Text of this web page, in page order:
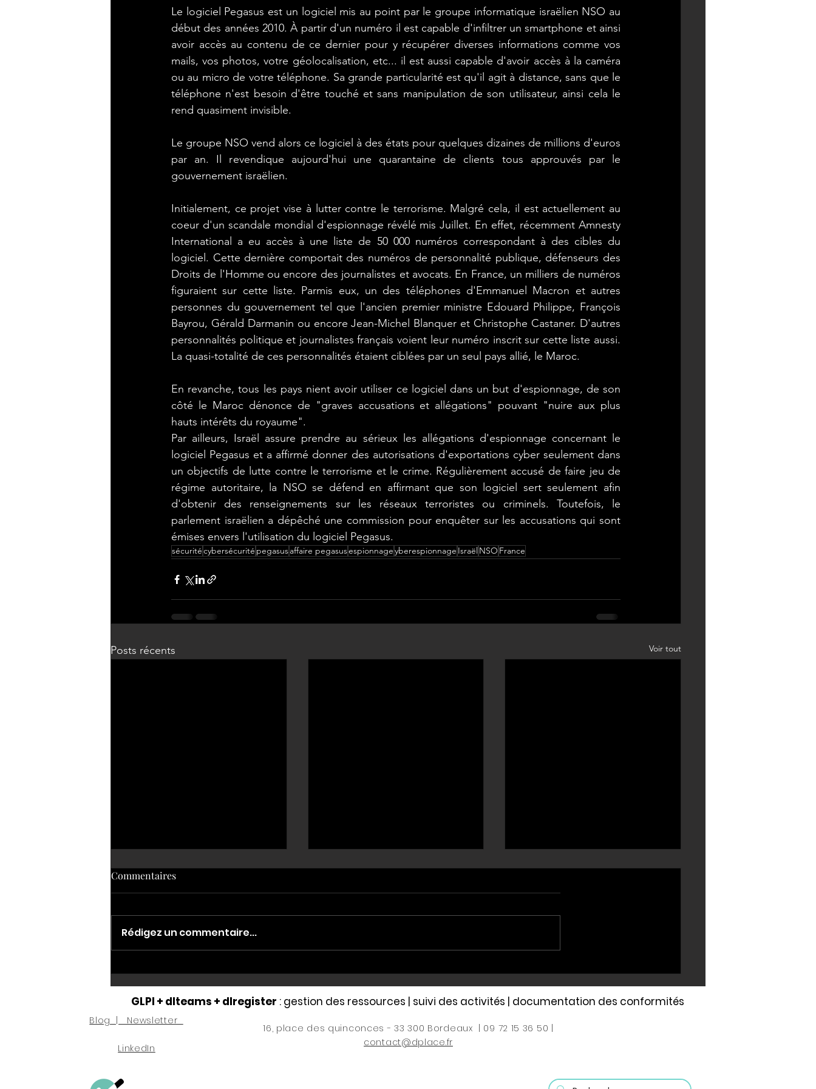
#E2_mettre_en_place_une_veille # Elaboration du registre des trait
# Sécuriser l'exploitation (ordinat #Restitution #plan d'actions
Le logiciel Pegasus est un logiciel mis au point par le groupe informatique israëlien NSO au
début des années 2010. À partir d'un numéro il est capable d'infiltrer un smartphone et ainsi
avoir accès au contenu de ce dernier pour y récupérer diverses informations comme vos
mails, vos photos, votre géolocalisation, etc... il est aussi capable d'avoir accès à la caméra
ou au micro de votre téléphone. Sa grande particularité est qu'il agit à distance, sans que le
téléphone n'est besoin d'être touché et sans manipulation de son utilisateur, ainsi cela le
rend quasiment invisible.
Le groupe NSO vend alors ce logiciel à des états pour quelques dizaines de millions d'euros
par an. Il revendique aujourd'hui une quarantaine de clients tous approuvés par le
gouvernement israëlien.
Initialement, ce projet vise à lutter contre le terrorisme. Malgré cela, il est actuellement au
coeur d'un scandale mondial d'espionnage révélé mis Juillet. En effet, récemment Amnesty
International a eu accès à une liste de 50 000 numéros correspondant à des cibles du
logiciel. Cette dernière comportait des numéros de personnalité publique, défenseurs des
Droits de l'Homme ou encore des journalistes et avocats. En France, un milliers de numéros
figuraient sur cette liste. Parmis eux, un des téléphones d'Emmanuel Macron et autres
personnes du gouvernement tel que l'ancien premier ministre Edouard Philippe, François
Bayrou, Gérald Darmanin ou encore Jean-Michel Blanquer et Christophe Castaner. D'autres
personnalités politique et journalistes français voient leur numéro inscrit sur cette liste aussi.
La quasi-totalité de ces personnalités étaient ciblées par un seul pays allié, le Maroc.
En revanche, tous les pays nient avoir utiliser ce logiciel dans un but d'espionnage, de son
côté le Maroc dénonce de "graves accusations et allégations" pouvant "nuire aux plus
hauts intérêts du royaume".
Par ailleurs, Israël assure prendre au sérieux les allégations d'espionnage concernant le
logiciel Pegasus et a affirmé donner des autorisations d'exportations cyber seulement dans
un objectifs de lutte contre le terrorisme et le crime. Régulièrement accusé de faire jeu de
régime autoritaire, la NSO se défend en affirmant que son logiciel sert seulement afin
d'obtenir des renseignements sur les réseaux terroristes ou criminels. Toutefois, le
parlement israëlien a dépêché une commission pour enquêter sur les accusations qui sont
émises envers l'utilisation du logiciel Pegasus.
sécuritécybersécurité pegasusaffaire pegasusespionnageyberespionnage Israël NSO France
Posts récents Voir tout
Infographie NIS2
intuitif au service de votre
conformité
DL REGISTER !
Commentaires
Rédigez un commentaire...
GLPI + dlteams + dlregister : gestion des ressources | suivi des activités | documentation des conformités
Blog | Newsletter
LinkedIn
16, place des quinconces - 33 300 Bordeaux | 09 72 15 36 50 |
contact@dplace.fr